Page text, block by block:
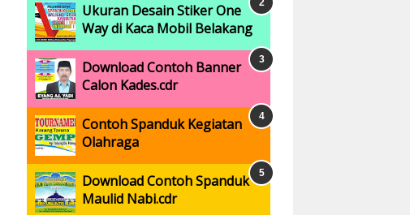
Ukuran Desain Stiker One
Way di Kaca Mobil Belakang
Download Contoh Banner
Calon Kades.cdr
Contoh Spanduk Kegiatan
Olahraga
Download Contoh Spanduk
Maulid Nabi.cdr